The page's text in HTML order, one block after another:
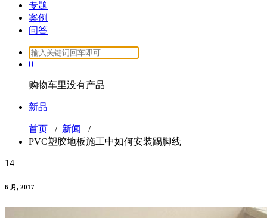
专题
案例
问答
Search
for:
0
购物车里没有产品
新品
首页 / 新闻
/
PVC塑胶地板施工中如何安装踢脚线
14
6 月, 2017